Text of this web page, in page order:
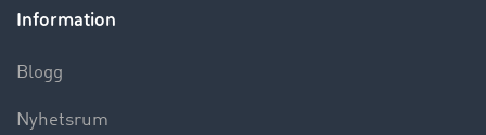
Information
Blogg
Nyhetsrum